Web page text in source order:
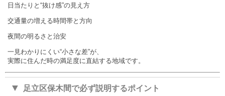
日当たりと“抜け感”の見え方
交通量の増える時間帯と方向
夜間の明るさと治安
一見わかりにくい“小さな差”が、
実際に住んだ時の満足度に直結する地域です。
▼ 足立区保木間で必ず説明するポイント